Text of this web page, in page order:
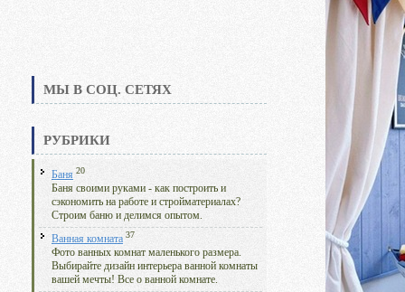
МЫ В СОЦ. СЕТЯХ
РУБРИКИ
Баня 20
Баня своими руками - как построить и
сэкономить на работе и стройматериалах?
Строим баню и делимся опытом.
Ванная комната 37
Фото ванных комнат маленького размера.
Выбирайте дизайн интерьера ванной комнаты
вашей мечты! Все о ванной комнате.